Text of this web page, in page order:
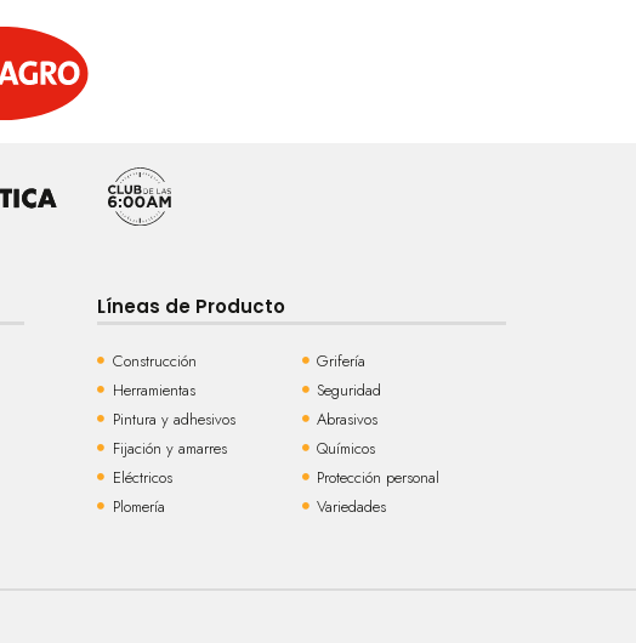
Líneas de Producto
Construcción
Herramientas
Pintura y adhesivos
Fijación y amarres
Eléctricos
Plomería
Grifería
Seguridad
Abrasivos
Químicos
Protección personal
Variedades